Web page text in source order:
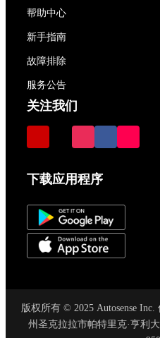
帮助中心
新手指南
故障排除
服务公告
关注我们
下载应用程序
版权所有 © 2025 Autosense
州圣克拉拉市帕特里克·亨利